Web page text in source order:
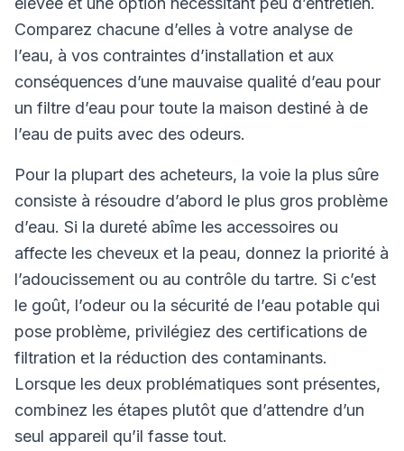
Comparez chacune d’elles à votre analyse de
l’eau, à vos contraintes d’installation et aux
conséquences d’une mauvaise qualité d’eau pour
un filtre d’eau pour toute la maison destiné à de
l’eau de puits avec des odeurs.
Pour la plupart des acheteurs, la voie la plus sûre
consiste à résoudre d’abord le plus gros problème
d’eau. Si la dureté abîme les accessoires ou
affecte les cheveux et la peau, donnez la priorité à
l’adoucissement ou au contrôle du tartre. Si c’est
le goût, l’odeur ou la sécurité de l’eau potable qui
pose problème, privilégiez des certifications de
filtration et la réduction des contaminants.
Lorsque les deux problématiques sont présentes,
combinez les étapes plutôt que d’attendre d’un
seul appareil qu’il fasse tout.